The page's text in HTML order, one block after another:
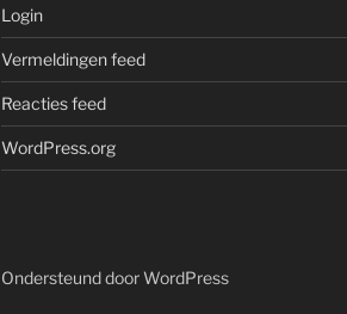
Login
Vermeldingen feed
Reacties feed
WordPress.org
Ondersteund door WordPress